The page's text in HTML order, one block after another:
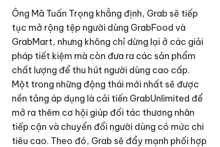
Ông Mã Tuấn Trọng khẳng định, Grab sẽ tiếp
tục mở rộng tệp người dùng GrabFood và
GrabMart, nhưng không chỉ dừng lại ở các giải
pháp tiết kiệm mà còn đưa ra các sản phẩm
chất lượng để thu hút người dùng cao cấp.
Một trong những động thái mới nhất sẽ được
nền tảng áp dụng là cải tiến GrabUnlimited để
mở ra thêm cơ hội giúp đối tác thương nhân
tiếp cận và chuyển đổi người dùng có mức chi
tiêu cao. Theo đó, Grab sẽ đẩy mạnh phối hợp